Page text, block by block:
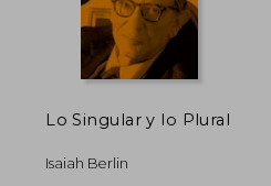
Lo Singular y lo Plural
Isaiah Berlin